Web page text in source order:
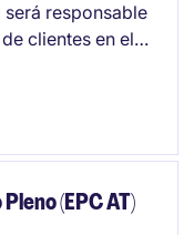
responsable
clientes en el
perfil orientado a
y
(EPC AT)